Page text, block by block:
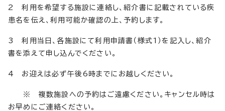
2 利用を希望する施設に連絡し、紹介書に記載されている疾
患名を伝え、利用可能か確認の上、予約します。
3 利用当日、各施設にて利用申請書（様式1）を記入し、紹介
書を添えて申し込んでください。
4 お迎えは必ず午後6時までにお越しください。
※ 複数施設への予約はご遠慮ください。キャンセル時は
お早めにご連絡ください。